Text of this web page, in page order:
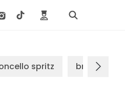
spritz brassói